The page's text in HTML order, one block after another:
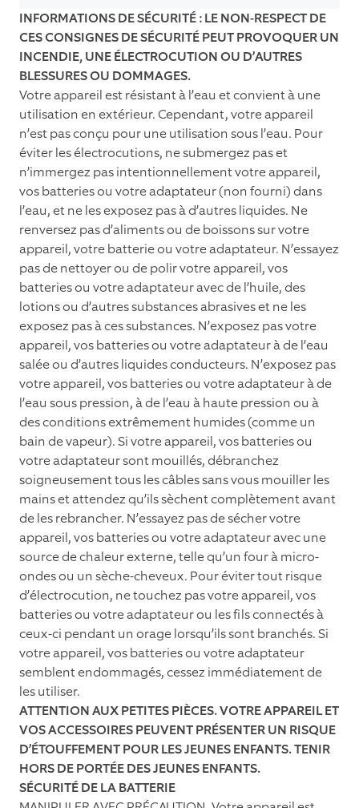
INFORMATIONS DE SÉCURITÉ : LE NON-RESPECT DE
CES CONSIGNES DE SÉCURITÉ PEUT PROVOQUER UN
INCENDIE, UNE ÉLECTROCUTION OU D’AUTRES
BLESSURES OU DOMMAGES.
Votre appareil est résistant à l’eau et convient à une
utilisation en extérieur. Cependant, votre appareil
n’est pas conçu pour une utilisation sous l’eau. Pour
éviter les électrocutions, ne submergez pas et
n’immergez pas intentionnellement votre appareil,
vos batteries ou votre adaptateur (non fourni) dans
l’eau, et ne les exposez pas à d’autres liquides. Ne
renversez pas d’aliments ou de boissons sur votre
appareil, votre batterie ou votre adaptateur. N’essayez
pas de nettoyer ou de polir votre appareil, vos
batteries ou votre adaptateur avec de l’huile, des
lotions ou d’autres substances abrasives et ne les
exposez pas à ces substances. N’exposez pas votre
appareil, vos batteries ou votre adaptateur à de l’eau
salée ou d’autres liquides conducteurs. N’exposez pas
votre appareil, vos batteries ou votre adaptateur à de
l’eau sous pression, à de l’eau à haute pression ou à
des conditions extrêmement humides (comme un
bain de vapeur). Si votre appareil, vos batteries ou
votre adaptateur sont mouillés, débranchez
soigneusement tous les câbles sans vous mouiller les
mains et attendez qu’ils sèchent complètement avant
de les rebrancher. N’essayez pas de sécher votre
appareil, vos batteries ou votre adaptateur avec une
source de chaleur externe, telle qu’un four à micro-
ondes ou un sèche-cheveux. Pour éviter tout risque
d’électrocution, ne touchez pas votre appareil, vos
batteries ou votre adaptateur ou les fils connectés à
ceux-ci pendant un orage lorsqu’ils sont branchés. Si
votre appareil, vos batteries ou votre adaptateur
semblent endommagés, cessez immédiatement de
les utiliser.
ATTENTION AUX PETITES PIÈCES. VOTRE APPAREIL ET
VOS ACCESSOIRES PEUVENT PRÉSENTER UN RISQUE
D’ÉTOUFFEMENT POUR LES JEUNES ENFANTS. TENIR
HORS DE PORTÉE DES JEUNES ENFANTS.
SÉCURITÉ DE LA BATTERIE